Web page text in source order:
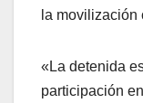
la
«La detenida
participación